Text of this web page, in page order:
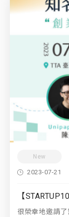
New
2023-07-21
【
很榮幸地邀請